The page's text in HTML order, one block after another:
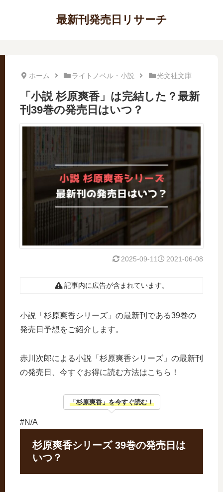
最新刊発売日リサーチ
ホーム ライトノベル・小説 光文社文庫
「小説 杉原爽香」は完結した？最新
刊39巻の発売日はいつ？
2021-06-08
2025-09-11
記事内に広告が含まれています。
小説「杉原爽香シリーズ」の最新刊である39巻の
発売日予想をご紹介します。
赤川次郎による小説「杉原爽香シリーズ」の最新刊
の発売日、今すぐお得に読む方法はこちら！
「杉原爽香」を今すぐ読む！
#N/A
杉原爽香シリーズ 39巻の発売日は
いつ？